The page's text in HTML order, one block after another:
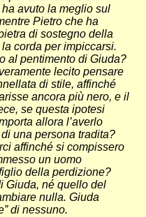
avuto la meglio sul
Pietro che ha
di sostegno della
corda per impiccarsi.
al pentimento di Giuda?
lecito pensare
di stile, affinché
ancora più nero, e il
se questa ipotesi
allora l’averlo
di una persona tradita?
affinché si compissero
un uomo
della perdizione?
Giuda, né quello del
nulla. Giuda
di nessuno.